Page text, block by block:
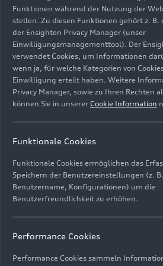
Standaufnahme,
Farbe: Plasmablau Metallic
Bild-Nr: A242852 · Copyright: AUDI
Rechte: Verwendung für
ImpressumRechtliches
Informationen zur Barrierefreiheit
Funktionen während der Nutzung der
stellen. Zu diesen Funktionen gehört z. B.
der Ensighten Privacy Manager (unser
Einwilligungsmanagementtool). Der
verwendet Cookies, um Informationen
wenn ja, für welche Kategorien von
Einwilligung erteilt haben. Weitere
Privacy Manager, sowie zu Ihren Rechten
können Sie in unserer Cookie Information
Funktionale Cookies
Funktionale Cookies ermöglichen das
Speichern der Benutzereinstellungen (z. B.
Benutzername, Konfigurationen) um die
Benutzerfreundlichkeit zu erhöhen.
Performance Cookies
Performance Cookies sammeln